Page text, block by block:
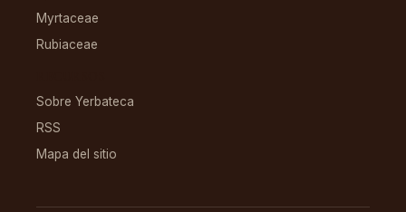
Myrtaceae
Rubiaceae
Sobre Yerbateca
RSS
Mapa del sitio